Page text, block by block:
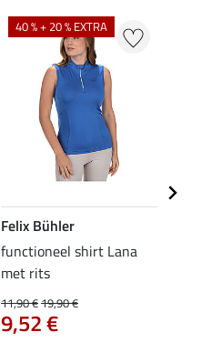
40 % + 20 % EXTRA
Felix Bühler
functioneel shirt Lana
met rits
11,90 €19,90 €
9,52 €